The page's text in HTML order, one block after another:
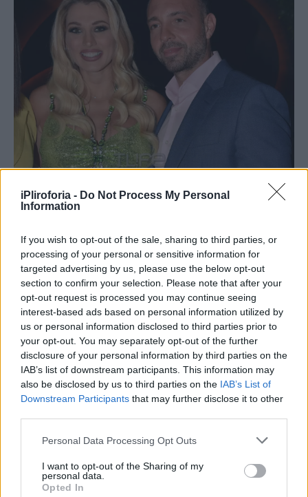
iPliroforia - Do Not Process My Personal
Information
If you wish to opt-out of the sale, sharing to third parties, or
processing of your personal or sensitive information for
targeted advertising by us, please use the below opt-out
section to confirm your selection. Please note that after your
opt-out request is processed you may continue seeing
interest-based ads based on personal information utilized by
us or personal information disclosed to third parties prior to
your opt-out. You may separately opt-out of the further
disclosure of your personal information by third parties on the
IAB’s list of downstream participants. This information may
also be disclosed by us to third parties on the IAB’s List of
Downstream Participants that may further disclose it to other
Personal Data Processing Opt Outs
I want to opt-out of the Sharing of my
personal data.
Opted In
Είναι πάρα πολύ ωραίο για μια γυναίκα να
της εγκυμοσύνης, μιας και εννέα μήνες που
είναι σε κατάσταση κύησης δεν μπορεί να δει
τον εαυτό της όπως εκείνη θέλει.
Συγχαρητήρια Κωνσταντίνα!